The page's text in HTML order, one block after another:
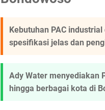
Kebutuhan PAC
spesifikasi jelas dan
Ady Water menyediakan
hingga berbagai kota di